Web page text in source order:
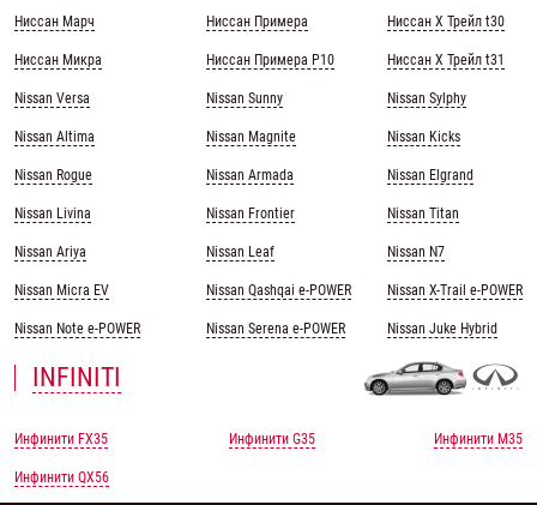
Ниссан Марч
Ниссан Микра
Nissan Versa
Nissan Altima
Nissan Rogue
Nissan Livina
Nissan Ariya
Nissan Micra EV
Nissan Note e-POWER
Ниссан Примера
Ниссан Примера Р10
Nissan Sunny
Nissan Magnite
Nissan Armada
Nissan Frontier
Nissan Leaf
Nissan Qashqai e-POWER
Nissan Serena e-POWER
Ниссан Х Трейл t30
Ниссан Х Трейл t31
Nissan Sylphy
Nissan Kicks
Nissan Elgrand
Nissan Titan
Nissan N7
Nissan X-Trail e-POWER
Nissan Juke Hybrid
INFINITI
Инфинити FX35
Инфинити QX56
Инфинити G35 Инфинити M35